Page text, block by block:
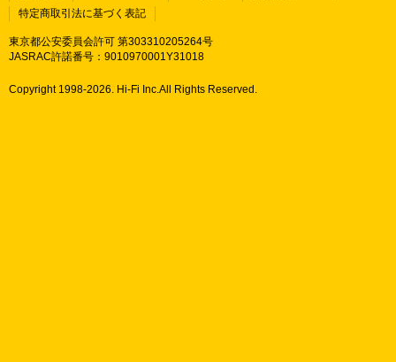
特定商取引法に基づく表記
東京都公安委員会許可 第303310205264号
JASRAC許諾番号：9010970001Y31018
Copyright 1998-2026. Hi-Fi Inc.All Rights Reserved.